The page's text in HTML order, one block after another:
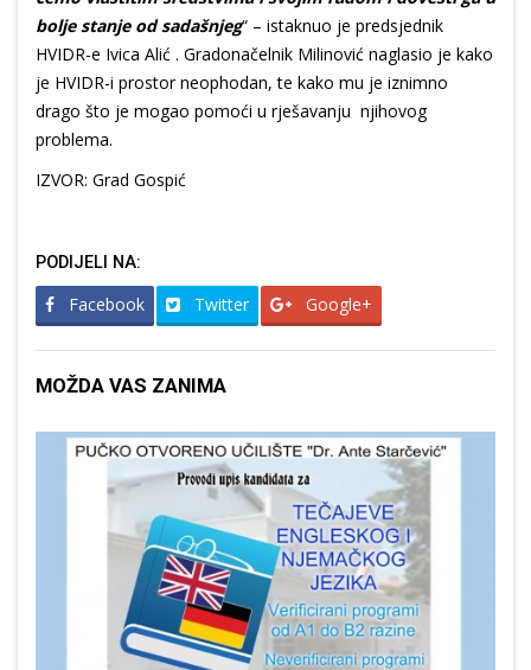
bolje stanje od sadašnjeg“ – istaknuo je predsjednik
HVIDR-e Ivica Alić . Gradonačelnik Milinović naglasio je kako
je HVIDR-i prostor neophodan, te kako mu je iznimno
drago što je mogao pomoći u rješavanju njihovog
problema.
IZVOR: Grad Gospić
PODIJELI NA:
Facebook Twitter Google+
MOŽDA VAS ZANIMA